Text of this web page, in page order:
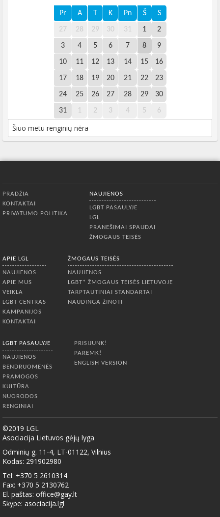
Pr A T K Pn Š S
27 28 29 30 31 1 2
3 4 5 6 7 8 9
10 11 12 13 14 15 16
17 18 19 20 21 22 23
24 25 26 27 28 29 30
31 1 2 3 4 5 6
Šiuo metu renginių nėra
PRADŽIA
KONTAKTAI
PRIVATUMO POLITIKA
NAUJIENOS
LGBT PASAULYJE
LGL
PRANEŠIMAI SPAUDAI
ŽMOGAUS TEISĖS
APIE LGL
NAUJIENOS
APIE MUS
VEIKLA
LGBT CENTRAS
KAMPANIJOS
KONTAKTAI
ŽMOGAUS TEISĖS
NAUJIENOS
LGBT* ŽMOGAUS TEISĖS LIETUVOJE
TARPTAUTINIAI STANDARTAI
NAUDINGA ŽINOTI
LGBT PASAULYJE
NAUJIENOS
BENDRUOMENĖS
PRAMOGOS
KULTŪRA
NUORODOS
RENGINIAI
PRISIJUNK!
PAREMK!
ENGLISH VERSION
©2019 LGL
Asociacija Lietuvos gėjų lyga
Odminių g. 11-4, LT-01122, Vilnius
Kodas: 291902980
Tel: +370 5 2610314
Fax: +370 5 2130762
El. paštas: office@gay.lt
Skype: asociacija.lgl